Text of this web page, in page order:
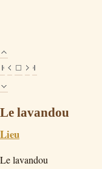
Le lavandou
Lieu
Le lavandou